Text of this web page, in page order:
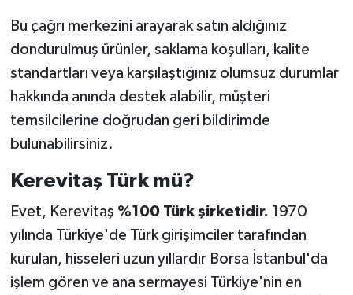
Bu çağrı merkezini arayarak satın aldığınız
dondurulmuş ürünler, saklama koşulları, kalite
standartları veya karşılaştığınız olumsuz durumlar
hakkında anında destek alabilir, müşteri
temsilcilerine doğrudan geri bildirimde
bulunabilirsiniz.
Kerevitaş Türk mü?
Evet, Kerevitaş %100 Türk şirketidir. 1970
yılında Türkiye'de Türk girişimciler tarafından
kurulan, hisseleri uzun yıllardır Borsa İstanbul'da
işlem gören ve ana sermayesi Türkiye'nin en